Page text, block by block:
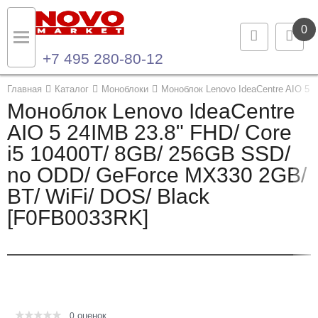
0
+7 495 280-80-12
Главная Каталог Моноблоки Моноблок Lenovo IdeaCentre AIO 5
Моноблок Lenovo IdeaCentre
AIO 5 24IMB 23.8" FHD/ Core
i5 10400T/ 8GB/ 256GB SSD/
no ODD/ GeForce MX330 2GB/
BT/ WiFi/ DOS/ Black
[F0FB0033RK]
0 оценок
Назад
Каталог продукции
Ноутбуки и ультрабуки
Компьютеры
Моноблоки
Назад
Контакты
Контактная информация